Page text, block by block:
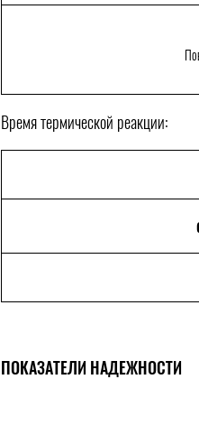
Время термической реакции:
ПОКАЗАТЕЛИ НАДЕЖНОСТИ